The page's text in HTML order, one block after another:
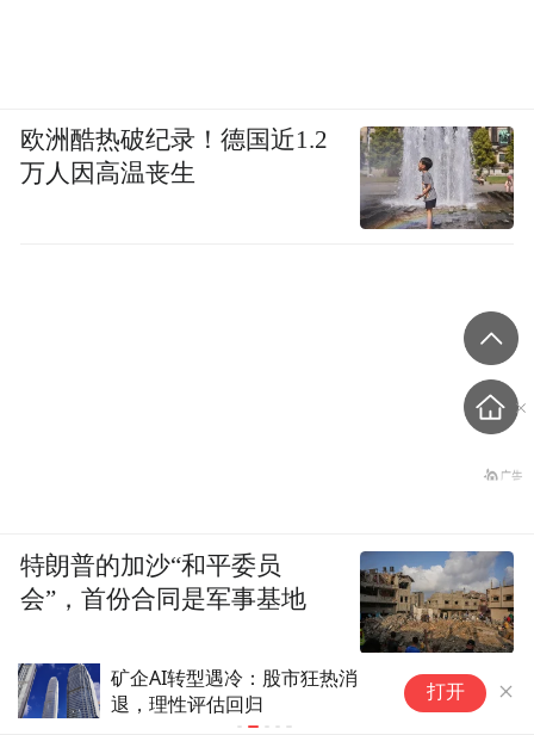
取消城市NOA功能，埃安RT回
归务实主义
打开
欧洲酷热破纪录！德国近1.2
万人因高温丧生
特朗普的加沙“和平委员
会”，首份合同是军事基地